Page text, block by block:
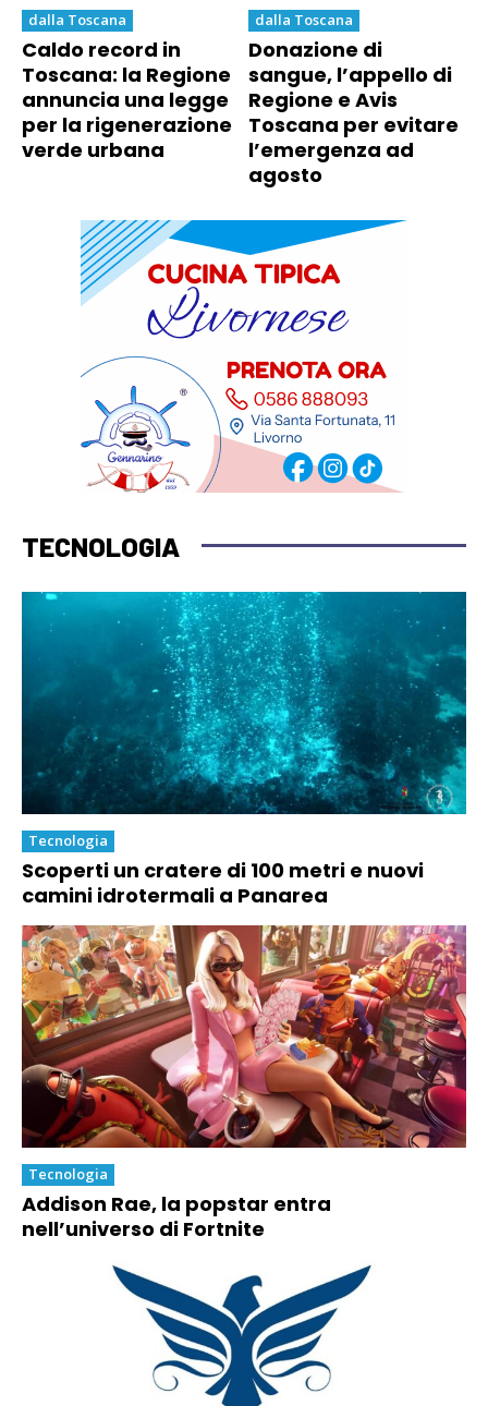
dalla Toscana
Caldo record in
Toscana: la Regione
annuncia una legge
per la rigenerazione
verde urbana
dalla Toscana
Donazione di
sangue, l’appello di
Regione e Avis
Toscana per evitare
l’emergenza ad
agosto
TECNOLOGIA
Tecnologia
Scoperti un cratere di 100 metri e nuovi
camini idrotermali a Panarea
Tecnologia
Addison Rae, la popstar entra
nell’universo di Fortnite